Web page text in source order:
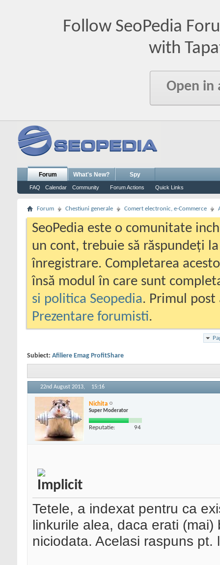
Follow SeoPedia
with
Open in
Forum
FAQ Calendar Community Forum Actions Quick Links
What's New? Spy
Forum Chestiuni generale Comert electronic, e-Commerce
SeoPedia este o comunitate
un cont, trebuie să răspundeți
înregistrare. Completarea
însă modul în care sunt
si politica Seopedia. Primul
Prezentare forumisti.
Subiect: Afiliere Emag ProfitShare
22nd August 2013, 15:16
Nichita
Super Moderator
Reputatie: 94
Tetele, a indexat pentru ca
linkurile alea, daca erati
niciodata. Acelasi raspuns pt.